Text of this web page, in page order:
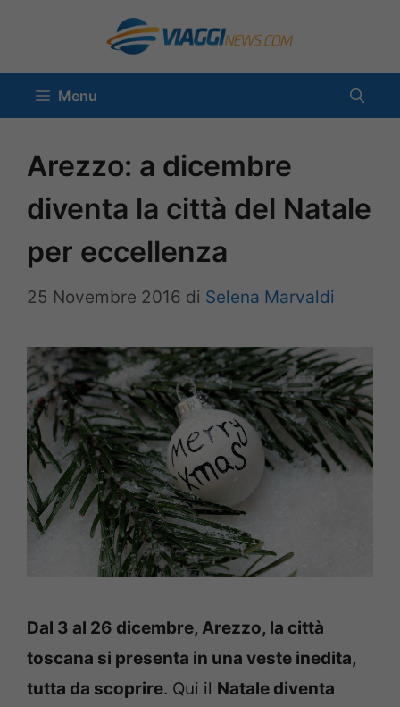
contenuto
Menu
Arezzo: a dicembre
diventa la città del Natale
per eccellenza
25 Novembre 2016 di Selena Marvaldi
Dal 3 al 26 dicembre, Arezzo, la città
toscana si presenta in una veste inedita,
tutta da scoprire. Qui il Natale diventa